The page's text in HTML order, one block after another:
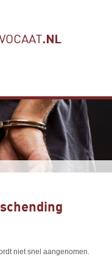
niet snel aangenomen.